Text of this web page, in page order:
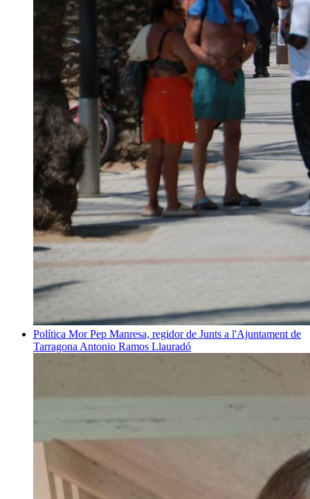
Política Mor Pep Manresa, regidor de Junts a l'Ajuntament de
Tarragona Antonio Ramos Llauradó